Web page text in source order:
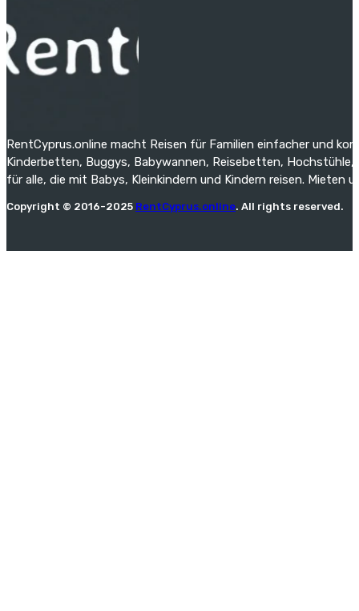
RentCyprus.online macht Reisen für Familien einfacher und
Kinderbetten, Buggys, Babywannen, Reisebetten, Hochstühle,
für alle, die mit Babys, Kleinkindern und Kindern reisen. Mieten
Copyright © 2016-2025 RentCyprus.online. All rights reserved.